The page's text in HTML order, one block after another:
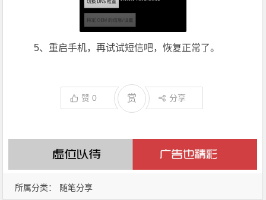
所属分类： 随笔分享
5、重启手机，再试试短信吧，恢复正常了。
赞0 赏 分享